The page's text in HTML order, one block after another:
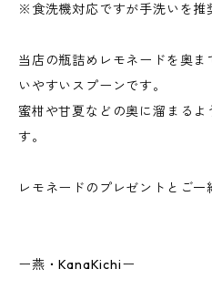
※食洗機対応ですが手洗いを推
当店の瓶詰めレモネードを奥ま
いやすいスプーンです。
蜜柑や甘夏などの奥に溜まる
す。
レモネードのプレゼントとご一
ー燕・KanaKichiー